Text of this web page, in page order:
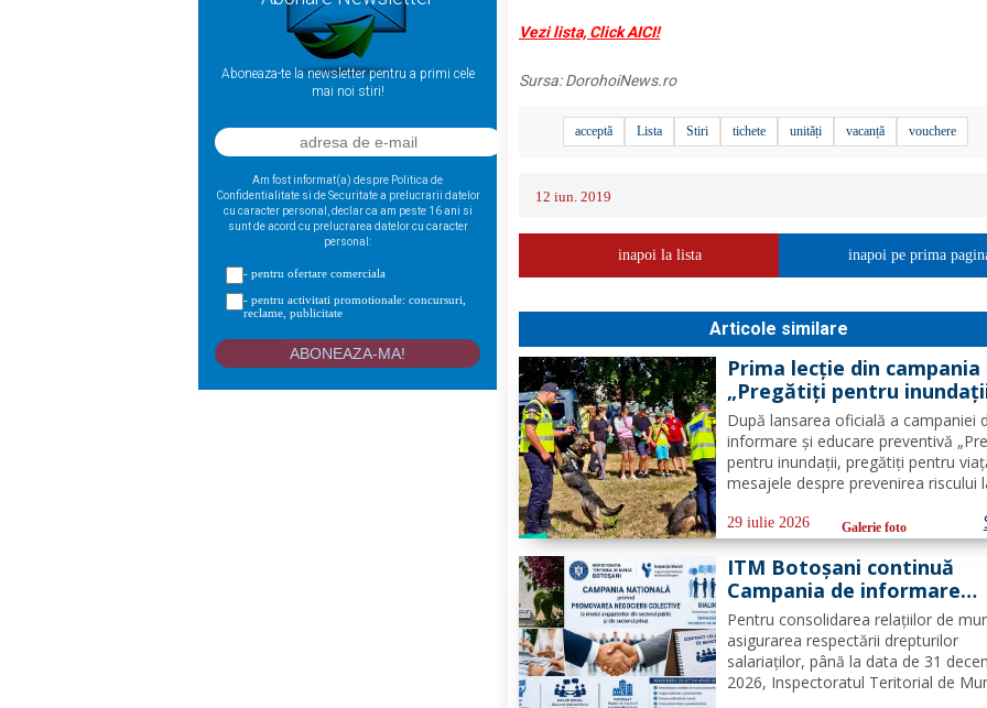
Aboneaza-te la newsletter pentru a primi cele
mai noi stiri!
Am fost informat(a) despre Politica de
Confidentialitate si de Securitate a prelucrarii datelor
cu caracter personal, declar ca am peste 16 ani si
sunt de acord cu prelucrarea datelor cu caracter
personal:
- pentru ofertare comerciala
- pentru activitati promotionale: concursuri,
reclame, publicitate
Vezi lista, Click AICI!
Sursa:DorohoiNews.ro
acceptă Lista Stiri tichete unități vacanță vouchere
12 iun. 2019
inapoi la lista inapoi pe prima
Articole similare
Prima lecție din campania
„Pregătiți pentru
pregătiți pentru viață!” –
peste 100 de copii au
cum să se protejeze în
inundațiilor
După lansarea oficială a campaniei
informare și educare preventivă
pentru inundații, pregătiți pentru
mesajele despre prevenirea riscului
beneficiari. Peste 100 de copii,
la tabăra de vară organizată la
„Sfântul...
29 iulie 2026 Galerie foto
ITM Botoșani continuă
Campania de informare
pentru promovarea
colective la nivelul
angajatorilor din sectorul
public și privat
Pentru consolidarea relațiilor de
asigurarea respectării drepturilor
salariaților, până la data de 31
2026, Inspectoratul Teritorial de